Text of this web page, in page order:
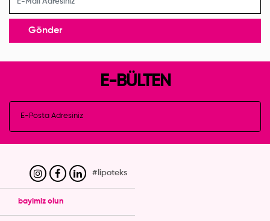
Gönder
E-BÜLTEN
#lipoteks
bayimiz olun